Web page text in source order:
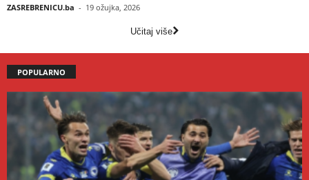
ZASREBRENICU.ba - 19 ožujka, 2026
Učitaj više
POPULARNO